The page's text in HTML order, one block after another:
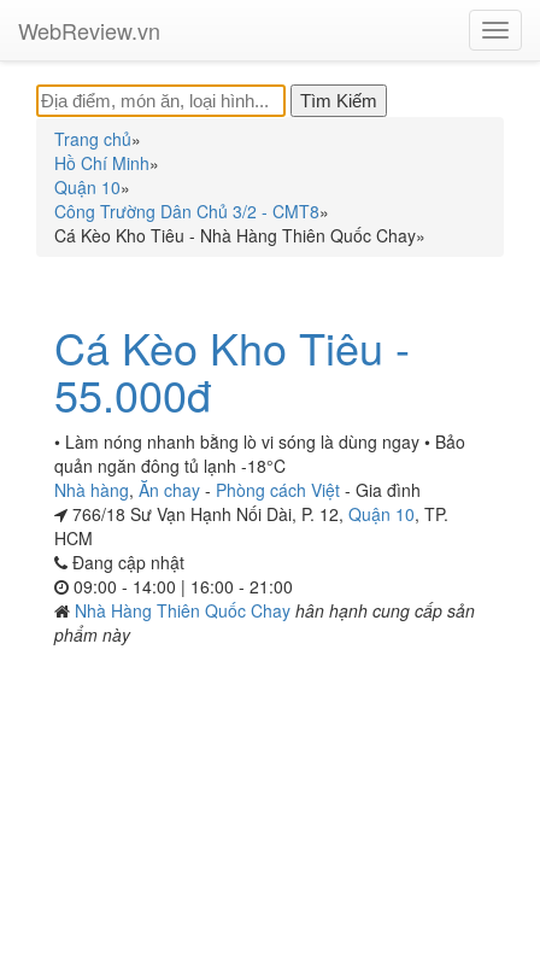
WebReview.vn
Trang chủ»
Hồ Chí Minh»
Quận 10»
Công Trường Dân Chủ 3/2 - CMT8»
Cá Kèo Kho Tiêu - Nhà Hàng Thiên Quốc Chay»
Cá Kèo Kho Tiêu -
55.000đ
• Làm nóng nhanh bằng lò vi sóng là dùng ngay • Bảo
quản ngăn đông tủ lạnh -18°C
Nhà hàng, Ăn chay - Phòng cách Việt - Gia đình
766/18 Sư Vạn Hạnh Nối Dài, P. 12, Quận 10, TP.
HCM
Đang cập nhật
09:00 - 14:00 | 16:00 - 21:00
Nhà Hàng Thiên Quốc Chay hân hạnh cung cấp sản
phẩm này